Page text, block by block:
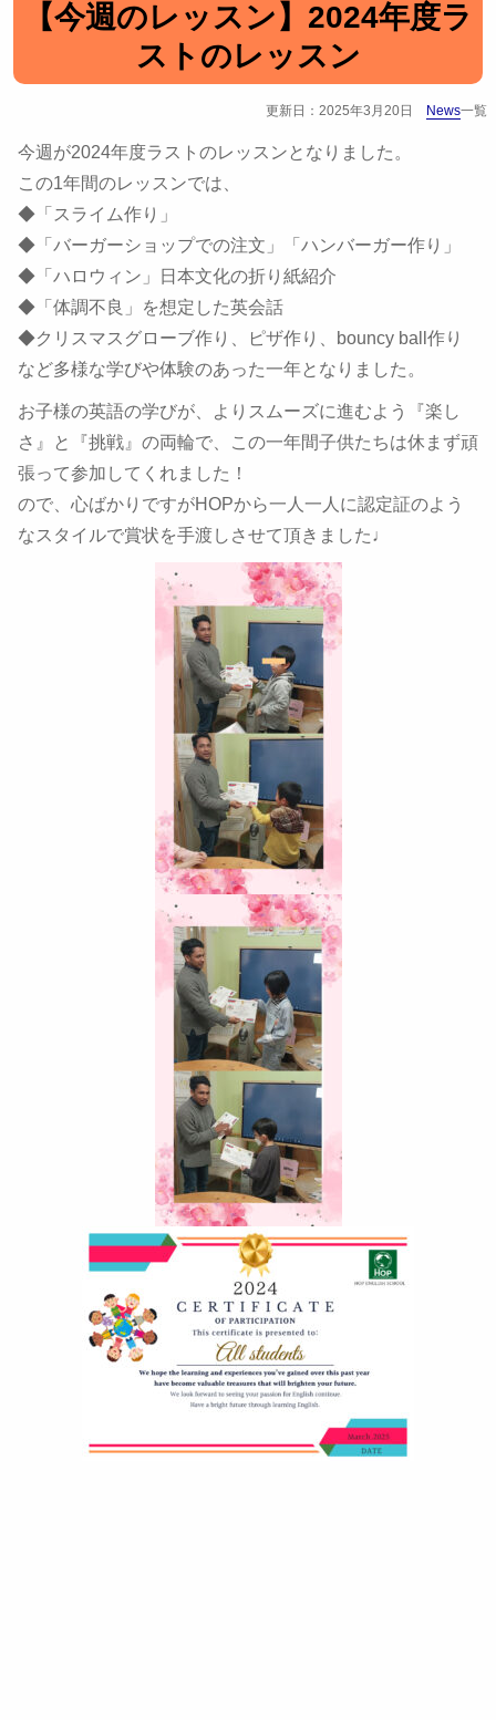
【今週のレッスン】2024年度ラ
ストのレッスン
更新日：2025年3月20日 News一覧
今週が2024年度ラストのレッスンとなりました。
この1年間のレッスンでは、
◆「スライム作り」
◆「バーガーショップでの注文」「ハンバーガー作り」
◆「ハロウィン」日本文化の折り紙紹介
◆「体調不良」を想定した英会話
◆クリスマスグローブ作り、ピザ作り、bouncy ball作り
など多様な学びや体験のあった一年となりました。
お子様の英語の学びが、よりスムーズに進むよう『楽し
さ』と『挑戦』の両輪で、この一年間子供たちは休まず頑
張って参加してくれました！
ので、心ばかりですがHOPから一人一人に認定証のよう
なスタイルで賞状を手渡しさせて頂きました♩